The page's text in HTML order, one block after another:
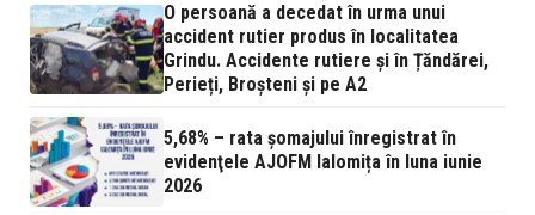
O persoană a decedat în urma unui
accident rutier produs în localitatea
Grindu. Accidente rutiere și în Țăndărei,
Perieți, Broșteni și pe A2
5,68% – rata şomajului înregistrat în
evidenţele AJOFM Ialomița în luna iunie
2026